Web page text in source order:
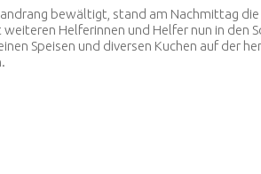
bewältigt, stand am Nachmittag
weiteren Helferinnen und Helfer nun in
Speisen und diversen Kuchen auf der